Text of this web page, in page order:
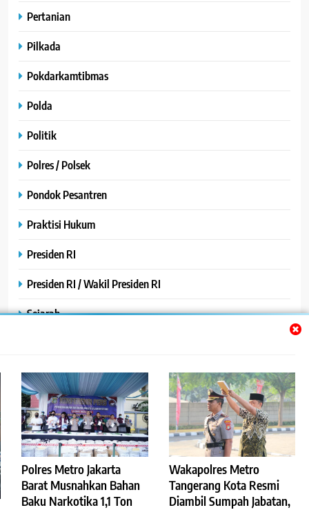
Polres Metro Jakarta
Barat Musnahkan Bahan
Baku Narkotika 1,1 Ton
Wakapolres Metro
Tangerang Kota Resmi
Diambil Sumpah Jabatan,
Pertanian
Pilkada
Pokdarkamtibmas
Polda
Politik
Polres / Polsek
Pondok Pesantren
Praktisi Hukum
Presiden RI
Presiden RI / Wakil Presiden RI
Sejarah
SPPG /MBG
TNI AU
TNI POLRI
Uncategorized
Yayasan